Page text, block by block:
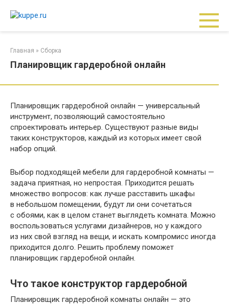
Главная » Сборка
Планировщик гардеробной онлайн
Планировщик гардеробной онлайн — универсальный
инструмент, позволяющий самостоятельно
спроектировать интерьер. Существуют разные виды
таких конструкторов, каждый из которых имеет свой
набор опций.
Выбор подходящей мебели для гардеробной комнаты —
задача приятная, но непростая. Приходится решать
множество вопросов: как лучше расставить шкафы
в небольшом помещении, будут ли они сочетаться
с обоями, как в целом станет выглядеть комната. Можно
воспользоваться услугами дизайнеров, но у каждого
из них свой взгляд на вещи, и искать компромисс иногда
приходится долго. Решить проблему поможет
планировщик гардеробной онлайн.
Что такое конструктор гардеробной
Планировщик гардеробной комнаты онлайн — это